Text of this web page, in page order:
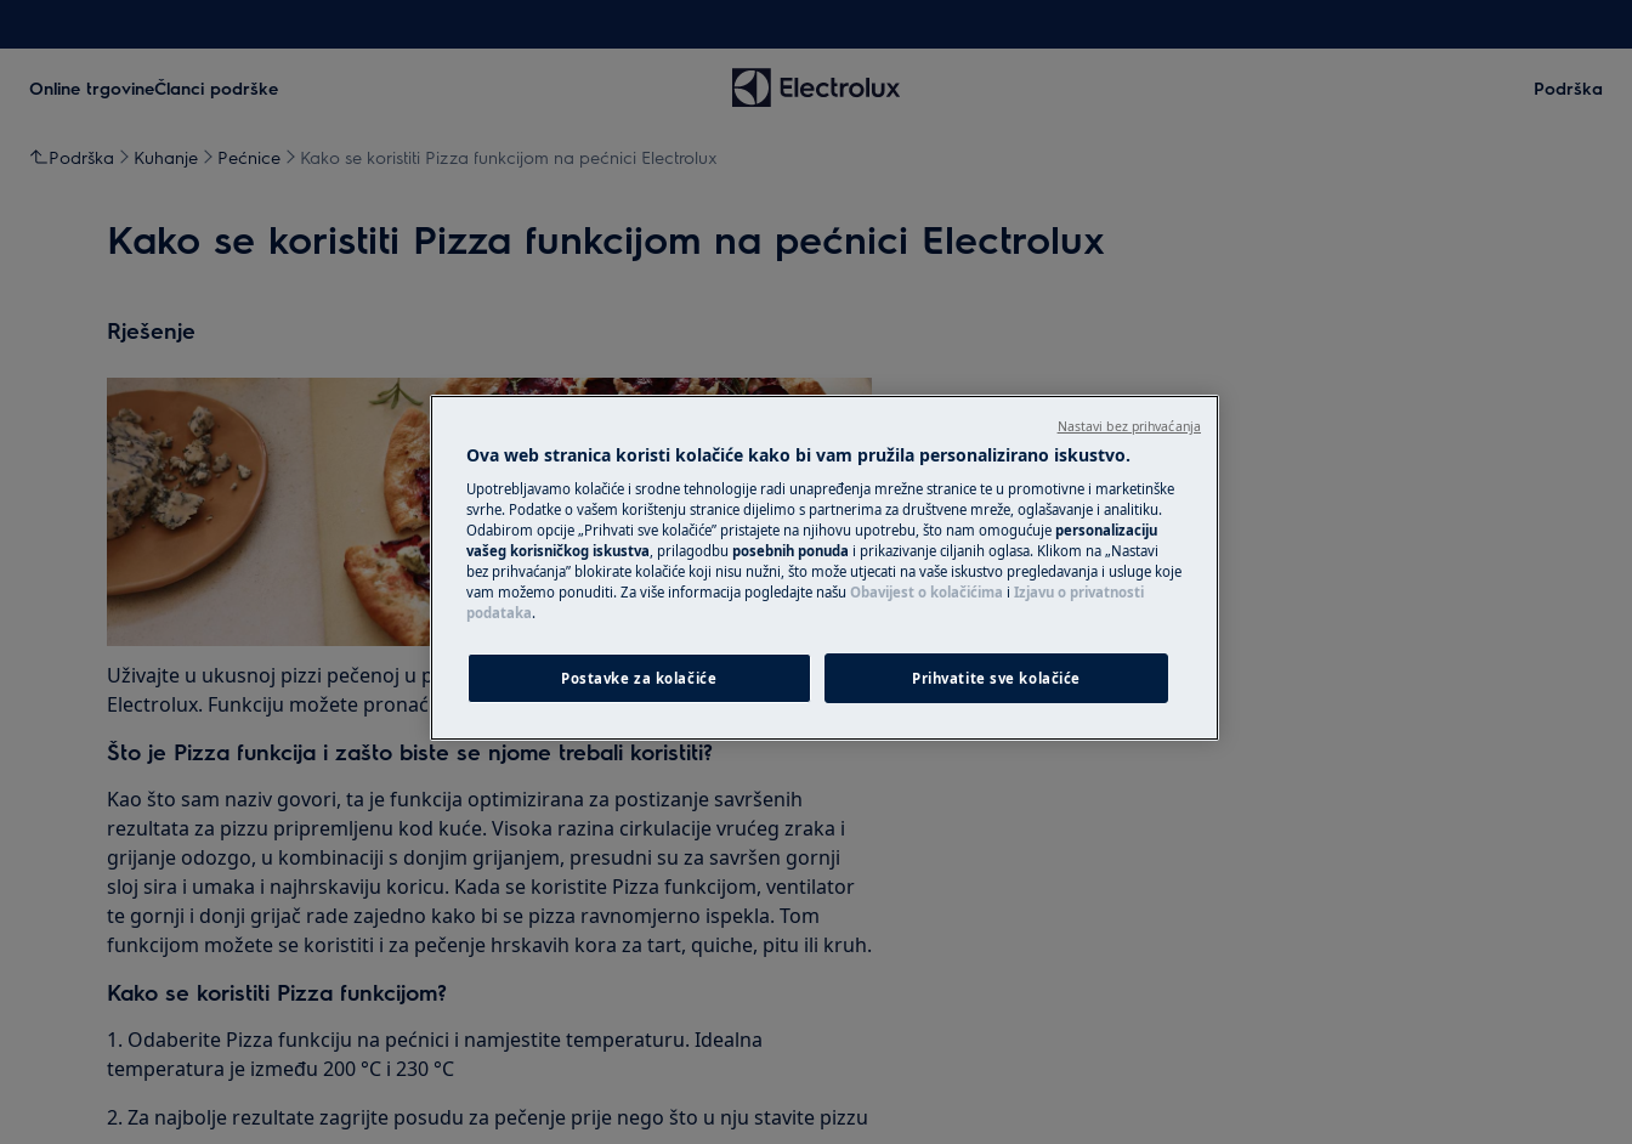
Online trgovineČlanci podrške Podrška
Podrška Kuhanje Pećnice Kako se koristiti Pizza funkcijom na pećnici Electrolux
Kako se koristiti Pizza funkcijom na pećnici Electrolux
Rješenje
Uživajte u ukusnoj pizzi pečenoj u pećnici zahvaljujući Pizza funkciji na vašoj pećnici
Electrolux. Funkciju možete pronaći na odabranim modelima pećnica.
Što je Pizza funkcija i zašto biste se njome trebali koristiti?
Kao što sam naziv govori, ta je funkcija optimizirana za postizanje savršenih
rezultata za pizzu pripremljenu kod kuće. Visoka razina cirkulacije vrućeg zraka i
grijanje odozgo, u kombinaciji s donjim grijanjem, presudni su za savršen gornji
sloj sira i umaka i najhrskaviju koricu. Kada se koristite Pizza funkcijom, ventilator
te gornji i donji grijač rade zajedno kako bi se pizza ravnomjerno ispekla. Tom
funkcijom možete se koristiti i za pečenje hrskavih kora za tart, quiche, pitu ili kruh.
Kako se koristiti Pizza funkcijom?
1. Odaberite Pizza funkciju na pećnici i namjestite temperaturu. Idealna
temperatura je između 200 °C i 230 °C
2. Za najbolje rezultate zagrijte posudu za pečenje prije nego što u nju stavite pizzu
Ova web stranica koristi kolačiće kako bi vam pružila personalizirano iskustvo.
Upotrebljavamo kolačiće i srodne tehnologije radi unapređenja mrežne stranice te u promotivne i marketinške
svrhe. Podatke o vašem korištenju stranice dijelimo s partnerima za društvene mreže, oglašavanje i analitiku.
Odabirom opcije „Prihvati sve kolačiće” pristajete na njihovu upotrebu, što nam omogućuje personalizaciju
vašeg korisničkog iskustva , prilagodbu posebnih ponuda i prikazivanje ciljanih oglasa. Klikom na „Nastavi
bez prihvaćanja” blokirate kolačiće koji nisu nužni, što može utjecati na vaše iskustvo pregledavanja i usluge koje
vam možemo ponuditi. Za više informacija pogledajte našu Obavijest o kolačićima i Izjavu o privatnosti
podataka.
Postavke za kolačiće Prihvatite sve kolačiće
Nastavi bez prihvaćanja